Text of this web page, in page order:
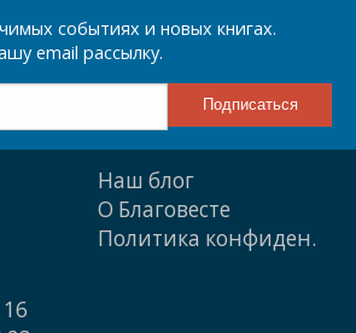
событиях и новых книгах.
email рассылку.
Наш блог
О Благовесте
Политика конфиден.